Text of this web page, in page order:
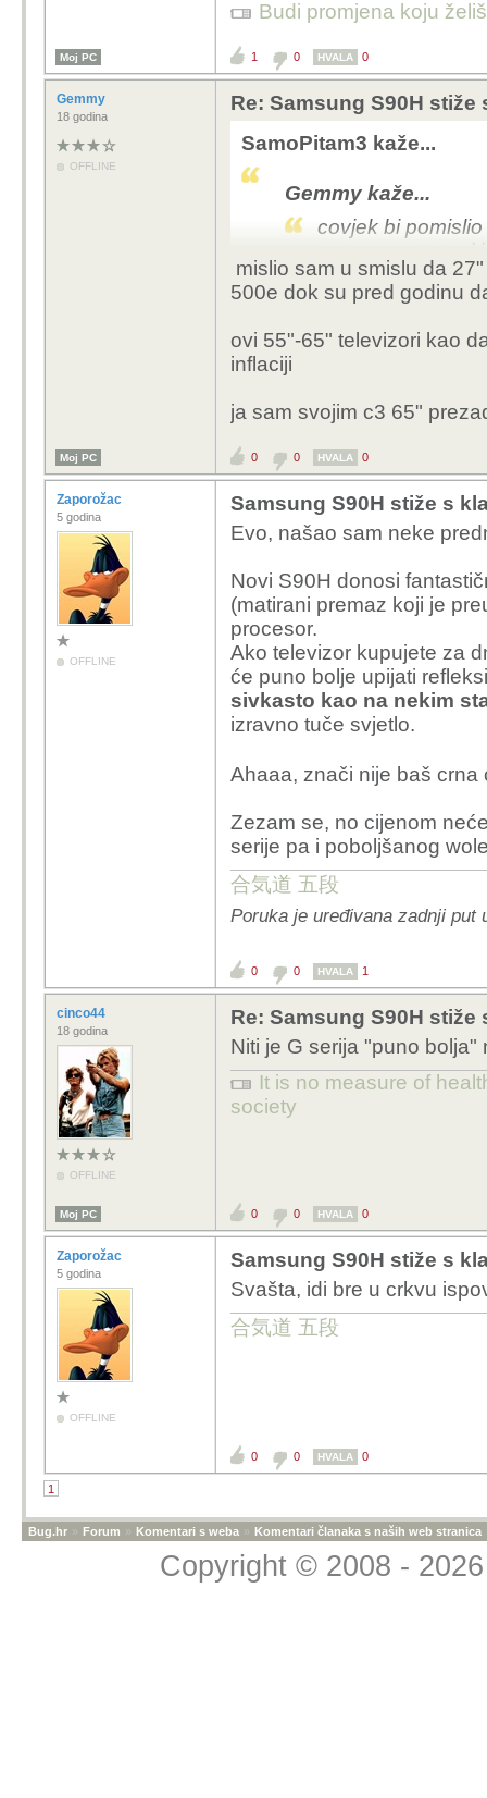
Budi promjena koju
Moj PC 1 0 HVALA 0
Gemmy
18 godina
OFFLINE
Re: Samsung S90H
SamoPitam3 kaže...
Gemmy kaže...
covjek bi
vremenom, a
Sve trenutno ide gore
mislio sam u smislu da
500e dok su pred godinu
ovi 55"-65" televizori kao
inflaciji
ja sam svojim c3 65"
Moj PC 0 0 HVALA 0
Zaporožac
5 godina
OFFLINE
Samsung S90H stiže s
Evo, našao sam neke
Novi S90H donosi
(matirani premaz koji je
procesor.
Ako televizor kupujete za
će puno bolje upijati
sivkasto kao na nekim
izravno tuče svjetlo.
Ahaaa, znači nije baš
Zezam se, no cijenom
serije pa i poboljšanog
合気道 五段
Poruka je uređivana zadnji put
0 0 HVALA 1
cinco44
18 godina
OFFLINE
Re: Samsung S90H
Niti je G serija "puno bolja"
It is no measure of
society
Moj PC 0 0 HVALA 0
Zaporožac
5 godina
OFFLINE
Samsung S90H stiže s
Svašta, idi bre u crkvu
合気道 五段
0 0 HVALA 0
1
Bug.hr » Forum » Komentari s weba » Komentari članaka s naših web stranica
Copyright © 2008 -